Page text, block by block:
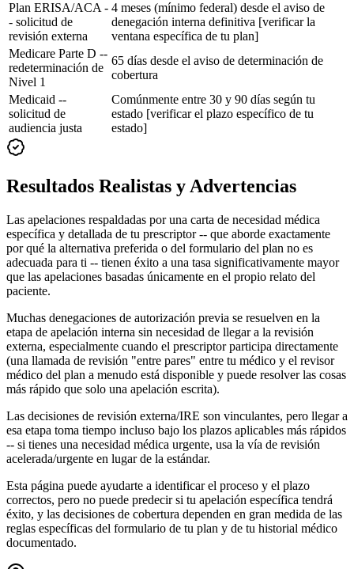
Plan ERISA/ACA -
- solicitud de
revisión externa
4 meses (mínimo federal) desde el aviso de
denegación interna definitiva [verificar la
ventana específica de tu plan]
Medicare Parte D --
redeterminación de
Nivel 1
65 días desde el aviso de determinación de
cobertura
Medicaid --
solicitud de
audiencia justa
Comúnmente entre 30 y 90 días según tu
estado [verificar el plazo específico de tu
estado]
Resultados Realistas y Advertencias
Las apelaciones respaldadas por una carta de necesidad médica
específica y detallada de tu prescriptor -- que aborde exactamente
por qué la alternativa preferida o del formulario del plan no es
adecuada para ti -- tienen éxito a una tasa significativamente mayor
que las apelaciones basadas únicamente en el propio relato del
paciente.
Muchas denegaciones de autorización previa se resuelven en la
etapa de apelación interna sin necesidad de llegar a la revisión
externa, especialmente cuando el prescriptor participa directamente
(una llamada de revisión "entre pares" entre tu médico y el revisor
médico del plan a menudo está disponible y puede resolver las cosas
más rápido que solo una apelación escrita).
Las decisiones de revisión externa/IRE son vinculantes, pero llegar a
esa etapa toma tiempo incluso bajo los plazos aplicables más rápidos
-- si tienes una necesidad médica urgente, usa la vía de revisión
acelerada/urgente en lugar de la estándar.
Esta página puede ayudarte a identificar el proceso y el plazo
correctos, pero no puede predecir si tu apelación específica tendrá
éxito, y las decisiones de cobertura dependen en gran medida de las
reglas específicas del formulario de tu plan y de tu historial médico
documentado.